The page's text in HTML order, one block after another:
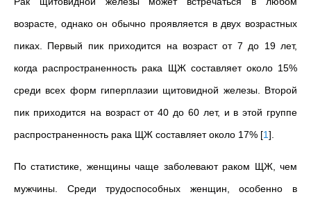
возрасте, однако он обычно проявляется в двух возрастных
пиках. Первый пик приходится на возраст от 7 до 19 лет,
когда распространенность рака ЩЖ составляет около 15%
среди всех форм гиперплазии щитовидной железы. Второй
пик приходится на возраст от 40 до 60 лет, и в этой группе
распространенность рака ЩЖ составляет около 17% [1]
По статистике, женщины чаще заболевают раком ЩЖ, чем
мужчины. Среди трудоспособных женщин, особенно в